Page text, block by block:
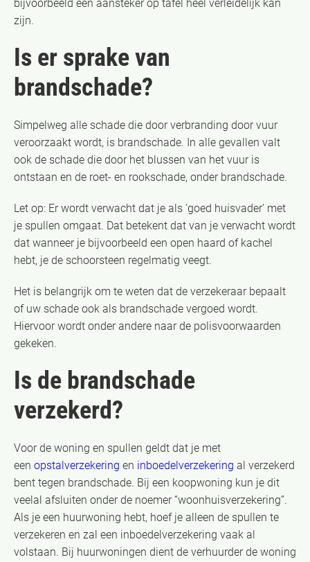
bijvoorbeeld een aansteker op tafel heel verleidelijk kan
zijn.
Is er sprake van
brandschade?
Simpelweg alle schade die door verbranding door vuur
veroorzaakt wordt, is brandschade. In alle gevallen valt
ook de schade die door het blussen van het vuur is
ontstaan en de roet- en rookschade, onder brandschade.
Let op: Er wordt verwacht dat je als ‘goed huisvader’ met
je spullen omgaat. Dat betekent dat van je verwacht wordt
dat wanneer je bijvoorbeeld een open haard of kachel
hebt, je de schoorsteen regelmatig veegt.
Het is belangrijk om te weten dat de verzekeraar bepaalt
of uw schade ook als brandschade vergoed wordt.
Hiervoor wordt onder andere naar de polisvoorwaarden
gekeken.
Is de brandschade
verzekerd?
Voor de woning en spullen geldt dat je met
een opstalverzekering en inboedelverzekering al verzekerd
bent tegen brandschade. Bij een koopwoning kun je dit
veelal afsluiten onder de noemer “woonhuisverzekering”.
Als je een huurwoning hebt, hoef je alleen de spullen te
verzekeren en zal een inboedelverzekering vaak al
volstaan. Bij huurwoningen dient de verhuurder de woning